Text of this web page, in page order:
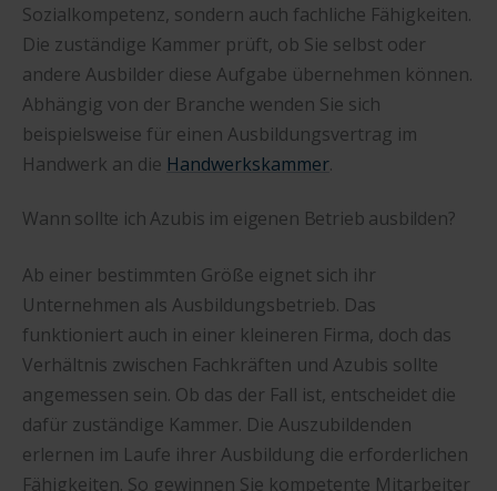
Sozialkompetenz, sondern auch fachliche Fähigkeiten.
Die zuständige Kammer prüft, ob Sie selbst oder
andere Ausbilder diese Aufgabe übernehmen können.
Abhängig von der Branche wenden Sie sich
beispielsweise für einen Ausbildungsvertrag im
Handwerk an die Handwerkskammer.
Wann sollte ich Azubis im eigenen Betrieb ausbilden?
Ab einer bestimmten Größe eignet sich ihr
Unternehmen als Ausbildungsbetrieb. Das
funktioniert auch in einer kleineren Firma, doch das
Verhältnis zwischen Fachkräften und Azubis sollte
angemessen sein. Ob das der Fall ist, entscheidet die
dafür zuständige Kammer. Die Auszubildenden
erlernen im Laufe ihrer Ausbildung die erforderlichen
Fähigkeiten. So gewinnen Sie kompetente Mitarbeiter